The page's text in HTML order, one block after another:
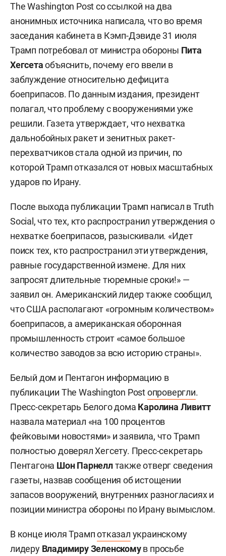
The Washington Post со ссылкой на два
анонимных источника написала, что во время
заседания кабинета в Кэмп-Дэвиде 31 июля
Трамп потребовал от министра обороны Пита
Хегсетаобъяснить, почему его ввели в
заблуждение относительно дефицита
боеприпасов. По данным издания, президент
полагал, что проблему с вооружениями уже
решили. Газета утверждает, что нехватка
дальнобойных ракет и зенитных ракет-
перехватчиков стала одной из причин, по
которой Трамп отказался от новых масштабных
ударов по Ирану.
После выхода публикации Трамп написал в Truth
Social, что тех, кто распространил утверждения о
нехватке боеприпасов, разыскивали. «Идет
поиск тех, кто распространил эти утверждения,
равные государственной измене. Для них
запросят длительные тюремные сроки!» —
заявил он. Американский лидер также сообщил,
что США располагают «огромным количеством»
боеприпасов, а американская оборонная
промышленность строит «самое большое
количество заводов за всю историю страны».
Белый дом и Пентагон информацию в
публикации The Washington Postопровергли.
Пресс-секретарь Белого дома Каролина Ливитт
назвала материал «на 100 процентов
фейковыми новостями» и заявила, что Трамп
полностью доверял Хегсету. Пресс-секретарь
Пентагона Шон Парнеллтакже отверг сведения
газеты, назвав сообщения об истощении
запасов вооружений, внутренних разногласиях и
позиции министра обороны по Ирану вымыслом.
В конце июля Трампотказал украинскому
лидеру Владимиру Зеленскомув просьбе